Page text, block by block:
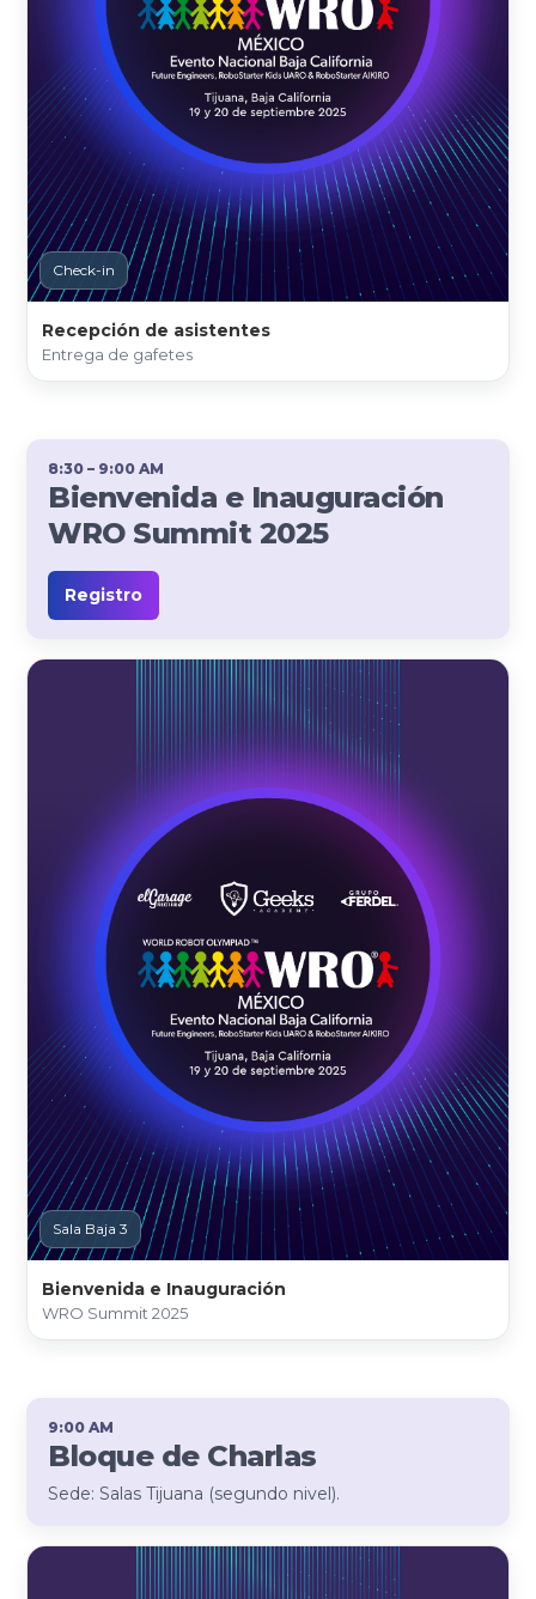
Check-in
Recepción de asistentes
Entrega de gafetes
Sala Baja 3
Bienvenida e Inauguración
WRO Summit 2025
8:30 – 9:00 AM
Bienvenida e Inauguración
WRO Summit 2025
Registro
9:00 AM
Bloque de Charlas
Sede: Salas Tijuana (segundo nivel).